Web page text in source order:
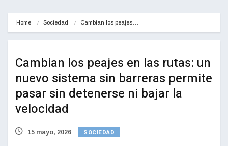
Home Sociedad Cambian los peajes…
Cambian los peajes en las rutas: un
nuevo sistema sin barreras permite
pasar sin detenerse ni bajar la
velocidad
15 mayo, 2026 SOCIEDAD